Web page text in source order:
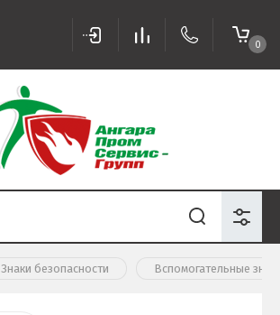
0
Знаки безопасности Вспомогательные